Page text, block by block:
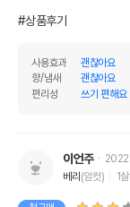
#상품후기
사용효과
괜찮아요
향/냄새
괜찮아요
편리성
쓰기 편해요
이언주
베리(암컷) 1살